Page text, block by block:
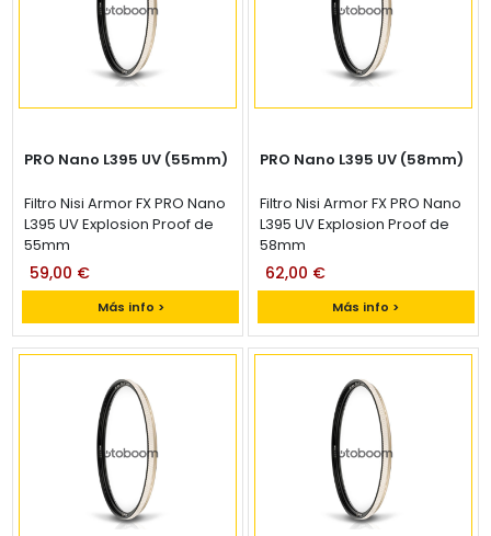
PRO Nano L395 UV (55mm)
Filtro Nisi Armor FX PRO Nano
L395 UV Explosion Proof de
55mm
Más info >
59,00 €
PRO Nano L395 UV (58mm)
Filtro Nisi Armor FX PRO Nano
L395 UV Explosion Proof de
58mm
Más info >
62,00 €